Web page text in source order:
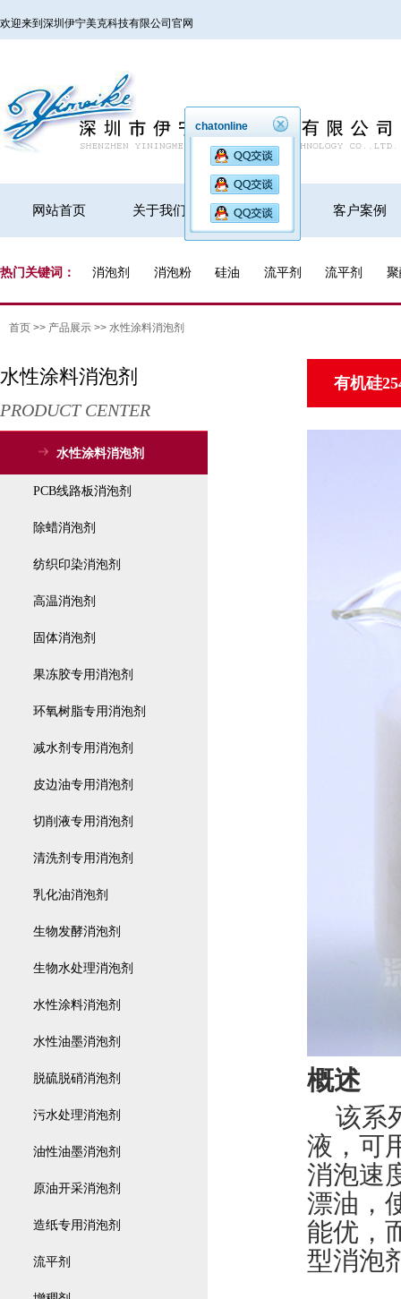
欢迎来到深圳伊宁美克科技有限公司官网
网站首页 关于我们 产品展示 客户案例
热门关键词： 消泡剂 消泡粉 硅油 流平剂 流平剂
首页 >> 产品展示 >> 水性涂料消泡剂
有机硅
概述
该系
液，可
消泡速
漂油，
能优，
型消泡
水性涂料消泡剂
PRODUCT CENTER
水性涂料消泡剂
PCB线路板消泡剂
除蜡消泡剂
纺织印染消泡剂
高温消泡剂
固体消泡剂
果冻胶专用消泡剂
环氧树脂专用消泡剂
减水剂专用消泡剂
皮边油专用消泡剂
切削液专用消泡剂
清洗剂专用消泡剂
乳化油消泡剂
生物发酵消泡剂
生物水处理消泡剂
水性涂料消泡剂
水性油墨消泡剂
脱硫脱硝消泡剂
污水处理消泡剂
油性油墨消泡剂
原油开采消泡剂
造纸专用消泡剂
流平剂
chatonline